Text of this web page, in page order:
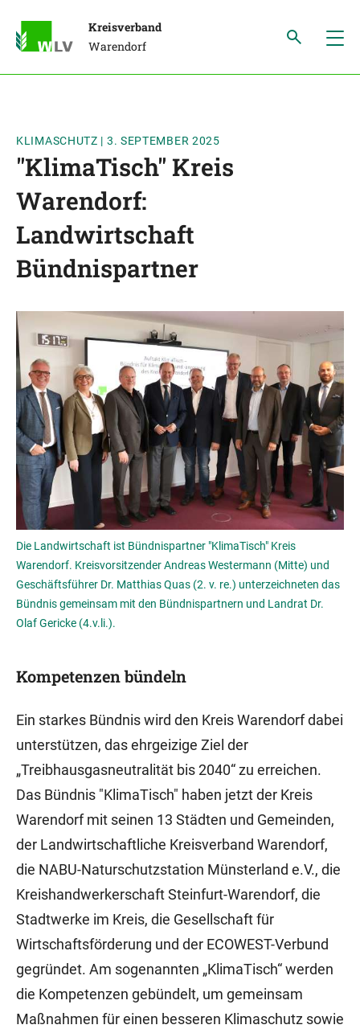
Kreisverband
Warendorf
KLIMASCHUTZ | 3. SEPTEMBER 2025
"KlimaTisch" Kreis
Warendorf:
Landwirtschaft
Bündnispartner
Die Landwirtschaft ist Bündnispartner "KlimaTisch" Kreis
Warendorf. Kreisvorsitzender Andreas Westermann (Mitte) und
Geschäftsführer Dr. Matthias Quas (2. v. re.) unterzeichneten das
Bündnis gemeinsam mit den Bündnispartnern und Landrat Dr.
Olaf Gericke (4.v.li.).
Kompetenzen bündeln
Ein starkes Bündnis wird den Kreis Warendorf dabei
unterstützen, das ehrgeizige Ziel der
„Treibhausgasneutralität bis 2040“ zu erreichen.
Das Bündnis "KlimaTisch" haben jetzt der Kreis
Warendorf mit seinen 13 Städten und Gemeinden,
der Landwirtschaftliche Kreisverband Warendorf,
die NABU-Naturschutzstation Münsterland e.V., die
Kreishandwerkerschaft Steinfurt-Warendorf, die
Stadtwerke im Kreis, die Gesellschaft für
Wirtschaftsförderung und der ECOWEST-Verbund
gegründet. Am sogenannten „KlimaTisch“ werden
die Kompetenzen gebündelt, um gemeinsam
Maßnahmen für einen besseren Klimaschutz sowie